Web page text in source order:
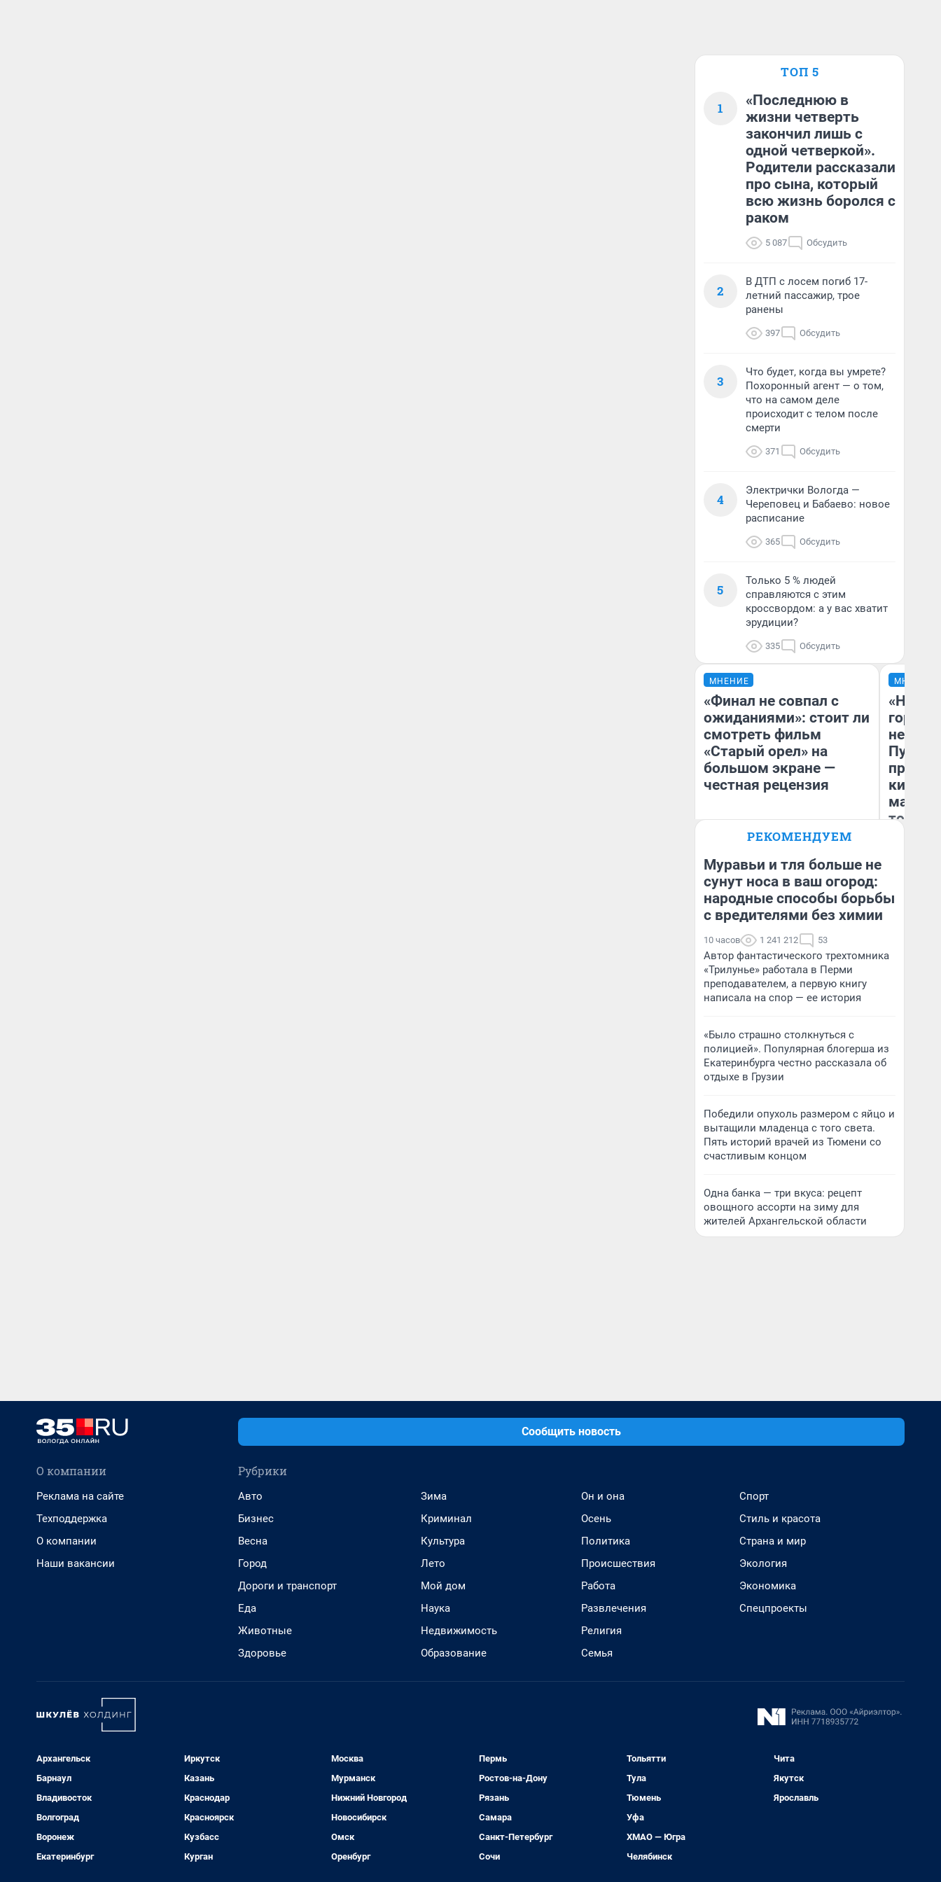
ТОП 5
1
«Последнюю в
жизни четверть
закончил лишь с
одной четверкой».
Родители рассказали
про сына, который
всю жизнь боролся с
раком
5 087 Обсудить
2
В ДТП с лосем погиб 17-
летний пассажир, трое
ранены
397 Обсудить
3
Что будет, когда вы умрете?
Похоронный агент — о том,
что на самом деле
происходит с телом после
смерти
371 Обсудить
4
Электрички Вологда —
Череповец и Бабаево: новое
расписание
365 Обсудить
5
Только 5 % людей
справляются с этим
кроссвордом: а у вас хватит
эрудиции?
335 Обсудить
МНЕНИЕ
«Финал не совпал с
ожиданиями»: стоит ли
смотреть фильм
«Старый орел» на
большом экране —
честная рецензия
Надежда Губарь
МНЕНИЕ
«Нет
того
РЕКОМЕНДУЕМ
Муравьи и тля больше не
сунут носа в ваш огород:
народные способы борьбы
с вредителями без химии
10 часов 1 241 212 53
Автор фантастического трехтомника
«Трилунье» работала в Перми
преподавателем, а первую книгу
написала на спор — ее история
«Было страшно столкнуться с
полицией». Популярная блогерша из
Екатеринбурга честно рассказала об
отдыхе в Грузии
Победили опухоль размером с яйцо и
вытащили младенца с того света.
Пять историй врачей из Тюмени со
счастливым концом
Одна банка — три вкуса: рецепт
овощного ассорти на зиму для
жителей Архангельской области
Сообщить новость
О компании
Реклама на сайте
Техподдержка
О компании
Наши вакансии
Рубрики
Авто
Бизнес
Весна
Город
Дороги и транспорт
Еда
Животные
Здоровье
Зима
Криминал
Культура
Лето
Мой дом
Наука
Недвижимость
Образование
Он и она
Осень
Политика
Происшествия
Работа
Развлечения
Религия
Семья
Спорт
Стиль и красота
Страна и мир
Экология
Экономика
Спецпроекты
Архангельск
Барнаул
Владивосток
Волгоград
Воронеж
Екатеринбург
Иркутск
Казань
Краснодар
Красноярск
Кузбасс
Курган
Москва
Мурманск
Нижний Новгород
Новосибирск
Омск
Оренбург
Пермь
Ростов-на-Дону
Рязань
Самара
Санкт-Петербург
Сочи
Тольятти
Тула
Тюмень
Уфа
ХМАО — Югра
Челябинск
Чита
Якутск
Ярославль